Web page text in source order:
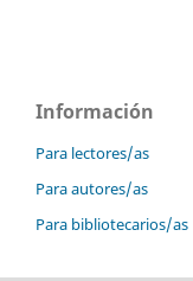
Información
Para lectores/as
Para autores/as
Para bibliotecarios/as